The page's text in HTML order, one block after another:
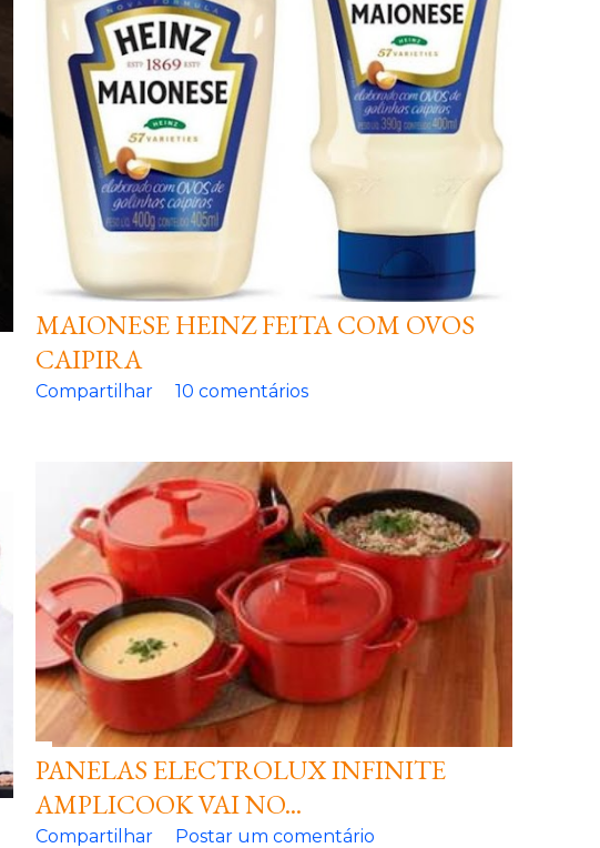
MAIONESE HEINZ FEITA COM OVOS
CAIPIRA
Compartilhar 10 comentários
PANELAS ELECTROLUX INFINITE
AMPLICOOK VAI NO...
Compartilhar Postar um comentário